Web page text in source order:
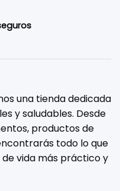
una tienda dedicada
y saludables. Desde
productos de
todo lo que
vida más práctico y